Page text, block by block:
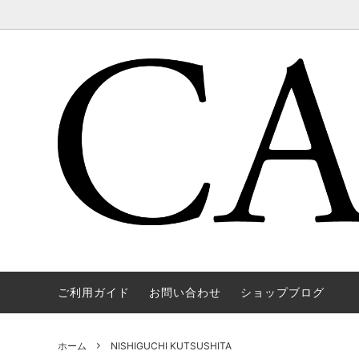
WAREHOUSE & CO. OOE
OUTER TOPS
ご利用ガイド お問い合わせ ショップブログ
ホーム
NISHIGUCHI KUTSUSHITA